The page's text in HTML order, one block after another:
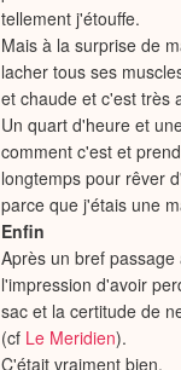
tellement j'étouffe.
Mais à la surprise de
lacher tous ses
et chaude et c'est très
Un quart d'heure et
comment c'est et
longtemps pour rêver
parce que j'étais une
Enfin
Après un bref
l'impression d'avoir
sac et la certitude de
(cf Le Meridien).
C'était vraiment bien.